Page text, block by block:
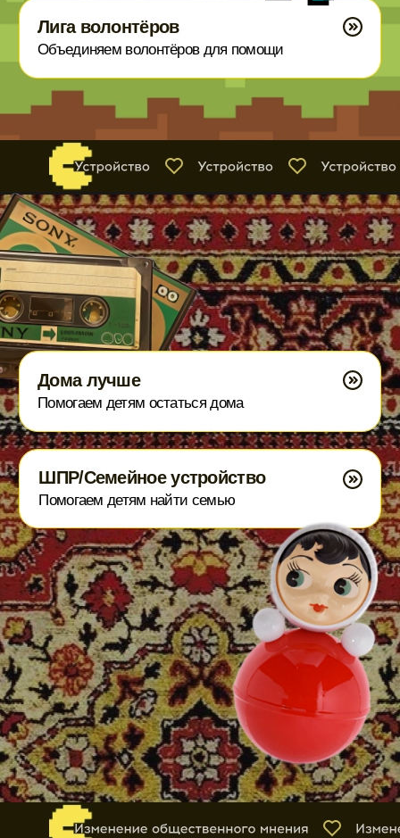
поддержки
2535 ₽
1096 ₽
Сделайте разовое пожертвование
или
Поддержать
Поступления 2025
234 163 895,26 ₽
Всего поступило
Расходы 2025
192 792 472,15 ₽